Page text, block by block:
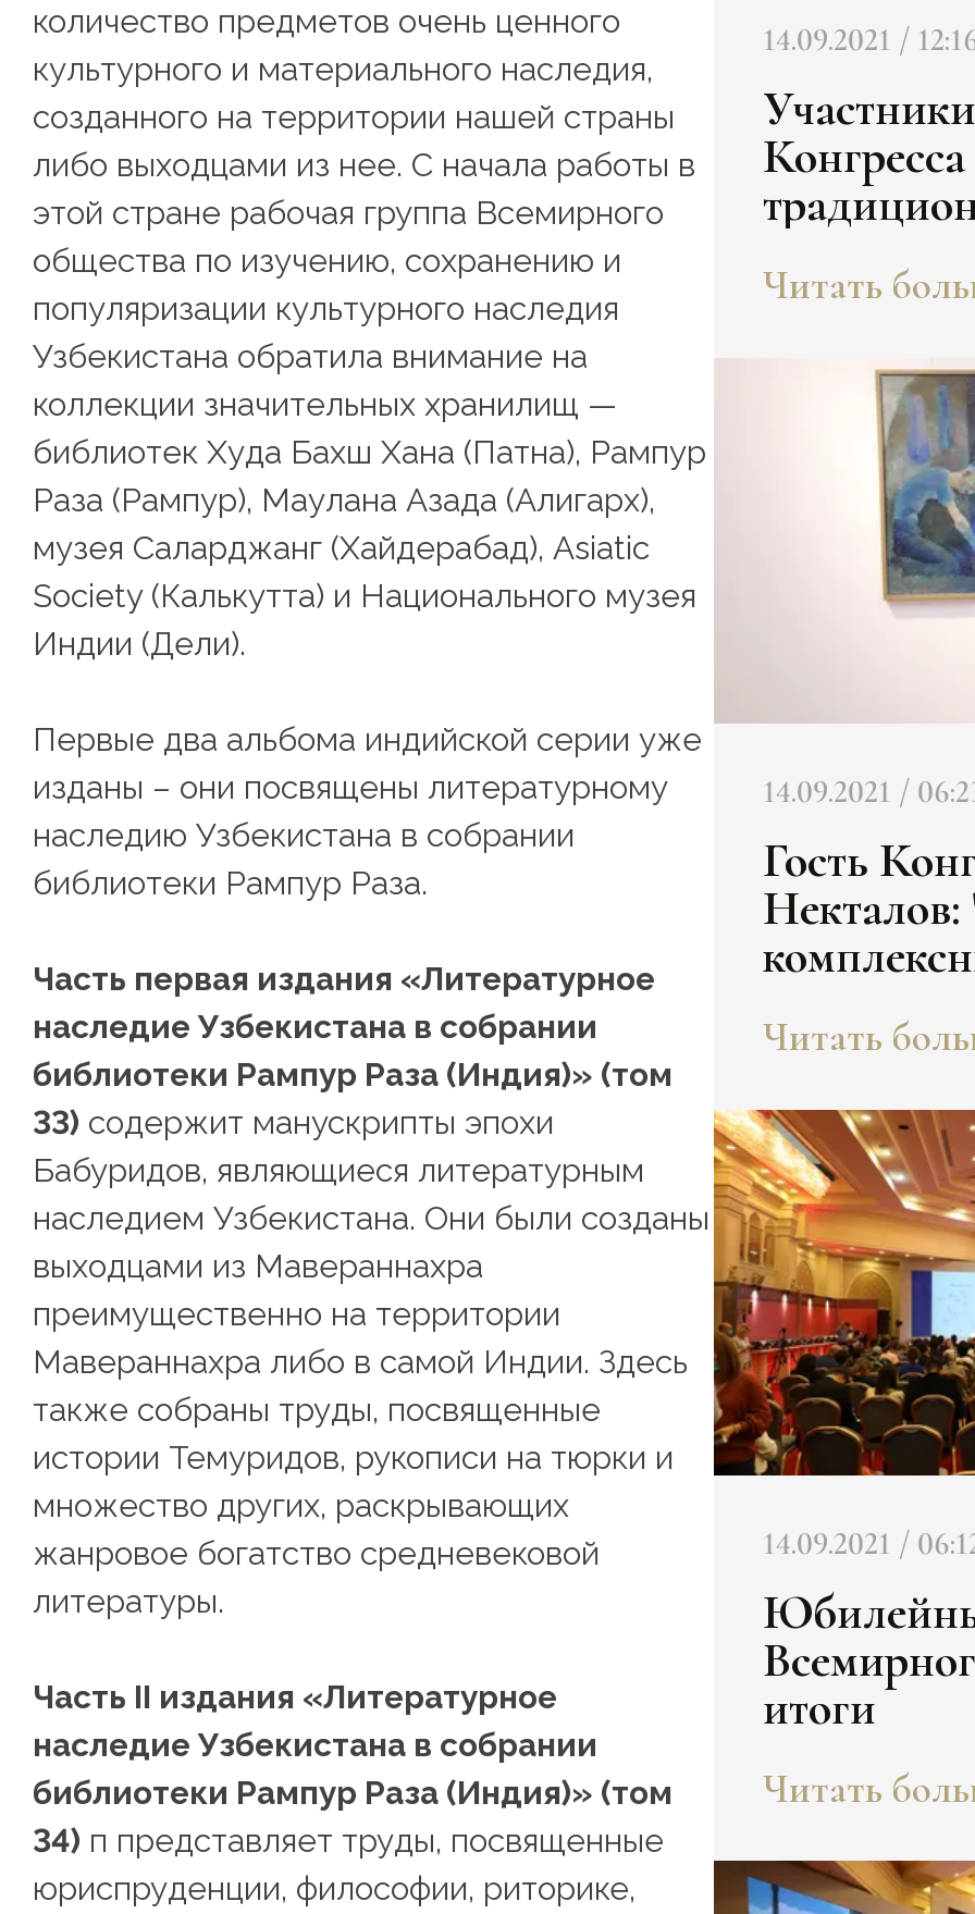
количество предметов очень ценного
культурного и материального наследия,
созданного на территории нашей страны
либо выходцами из нее. С начала работы в
этой стране рабочая группа Всемирного
общества по изучению, сохранению и
популяризации культурного наследия
Узбекистана обратила внимание на
коллекции значительных хранилищ —
библиотек Худа Бахш Хана (Патна), Рампур
Раза (Рампур), Маулана Азада (Алигарх),
музея Саларджанг (Хайдерабад), Asiatic
Society (Калькутта) и Национального музея
Индии (Дели).
Первые два альбома индийской серии уже
изданы – они посвящены литературному
наследию Узбекистана в собрании
библиотеки Рампур Раза.
Часть первая издания «Литературное
наследие Узбекистана в собрании
библиотеки Рампур Раза (Индия)» (том
33) содержит манускрипты эпохи
Бабуридов, являющиеся литературным
наследием Узбекистана. Они были созданы
выходцами из Мавераннахра
преимущественно на территории
Мавераннахра либо в самой Индии. Здесь
также собраны труды, посвященные
истории Темуридов, рукописи на тюрки и
множество других, раскрывающих
жанровое богатство средневековой
литературы.
Часть II издания «Литературное
наследие Узбекистана в собрании
библиотеки Рампур Раза (Индия)» (том
34) п представляет труды, посвященные
юриспруденции, философии, риторике,
14.09.2021 /
Читать
14.09.2021 /
Гость
культуре"
Читать
14.09.2021 /
итоги
Читать